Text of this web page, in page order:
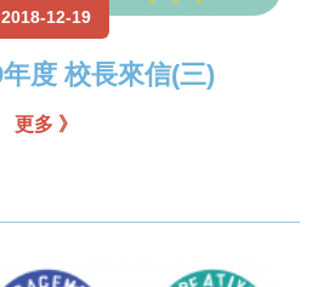
2018-12-19
度 校長來信(三)
更多 》